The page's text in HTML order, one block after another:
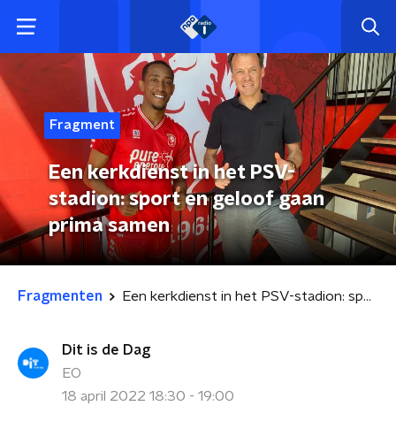
Fragment
Een kerkdienst in het PSV-
stadion: sport en geloof gaan
prima samen
Fragmenten Een kerkdienst in het PSV-stadion: sport en geloof gaan prima samen
Dit is de Dag
EO
18 april 2022 18:30 - 19:00